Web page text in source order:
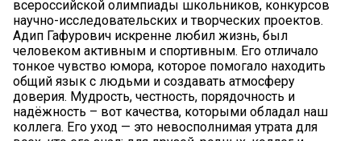
всероссийской олимпиады школьников, конкурсов
научно-исследовательских и творческих проектов.
Адип Гафурович искренне любил жизнь, был
человеком активным и спортивным. Его отличало
тонкое чувство юмора, которое помогало находить
общий язык с людьми и создавать атмосферу
доверия. Мудрость, честность, порядочность и
надёжность – вот качества, которыми обладал наш
коллега. Его уход — это невосполнимая утрата для